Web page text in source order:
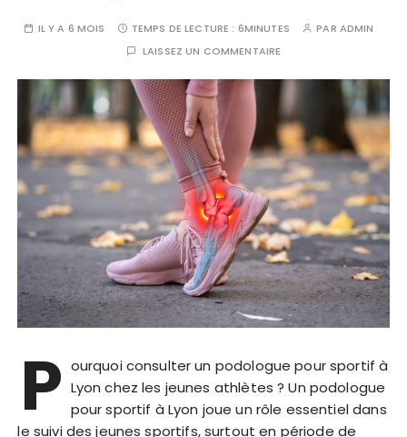
IL Y A 6 MOIS TEMPS DE LECTURE : 6MINUTES PAR ADMIN
LAISSEZ UN COMMENTAIRE
P ourquoi consulter un podologue pour sportif à
Lyon chez les jeunes athlètes ? Un podologue
pour sportif à Lyon joue un rôle essentiel dans
le suivi des jeunes sportifs, surtout en période de